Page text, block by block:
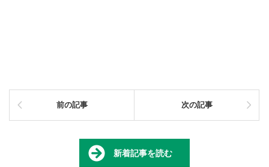
前の記事 次の記事
新着記事を読む